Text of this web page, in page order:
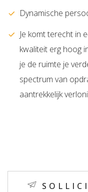
Dynamische
Je komt terecht in
kwaliteit erg hoog
je de ruimte je
spectrum van
aantrekkelijk